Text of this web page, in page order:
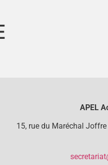
APEL
15, rue du Maréchal